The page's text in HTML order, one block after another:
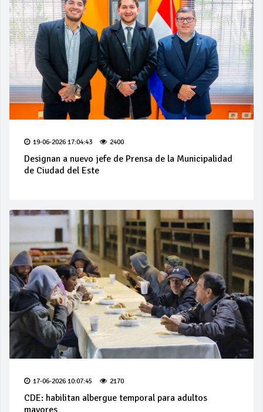
19-06-2026 17:04:43 2400
Designan a nuevo jefe de Prensa de la Municipalidad
de Ciudad del Este
17-06-2026 10:07:45 2170
CDE: habilitan albergue temporal para adultos